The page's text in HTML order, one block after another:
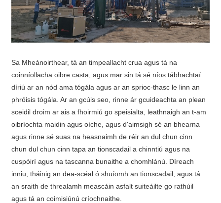
Sa Mheánoirthear, tá an timpeallacht crua agus tá na
coinníollacha oibre casta, agus mar sin tá sé níos tábhachtaí
díriú ar an nód ama tógála agus ar an sprioc-thasc le linn an
phróisis tógála. Ar an gcúis seo, rinne ár gcuideachta an plean
sceidil droim ar ais a fhoirmiú go speisialta, leathnaigh an t-am
oibríochta maidin agus oíche, agus d'aimsigh sé an bhearna
agus rinne sé suas na heasnaimh de réir an dul chun cinn
chun dul chun cinn tapa an tionscadail a chinntiú agus na
cuspóirí agus na tascanna bunaithe a chomhlánú. Díreach
inniu, tháinig an dea-scéal ó shuíomh an tionscadail, agus tá
an sraith de threalamh meascáin asfalt suiteáilte go rathúil
agus tá an coimisiúnú críochnaithe.